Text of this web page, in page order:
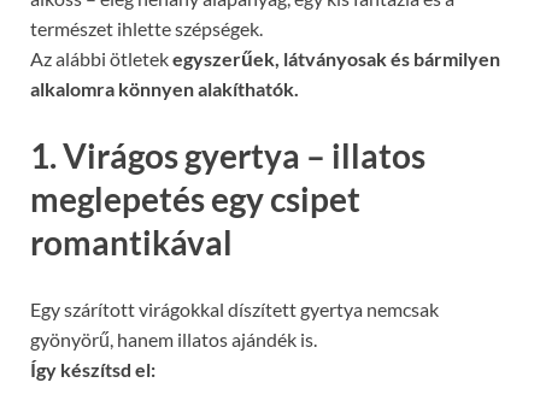
természet ihlette szépségek.
Az alábbi ötletekegyszerűek, látványosak és bármilyen
alkalomra könnyen alakíthatók.
1. Virágos gyertya – illatos
meglepetés egy csipet
romantikával
Egy szárított virágokkal díszített gyertya nemcsak
gyönyörű, hanem illatos ajándék is.
Így készítsd el: